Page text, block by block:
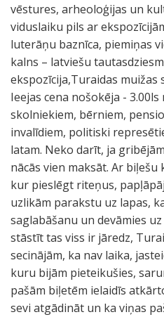
vēstures, arheoloģijas un
viduslaiku pils ar
luterāņu baznīca, piemiņas
kalns – latviešu
ekspozīcija,Turaidas muižas
Ieejas cena nošokēja -
skolniekiem, bērniem,
invalīdiem, politiski
latam. Neko darīt, ja
nācās vien maksāt. Ar
kur pieslēgt riteņus,
uzlikām parakstu uz lapas,
saglabāšanu un devāmies
stāstīt tas viss ir jāredz,
secinājām, ka nav laika,
kuru bijām pieteikušies,
pašām biļetēm ielaidīs
sevi atgādināt un ka viņas